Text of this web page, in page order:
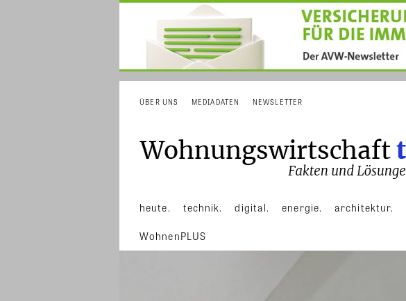
ÜBER UNS MEDIADATEN NEWSLETTER
heute. technik. digital. energie. architektur.
WohnenPLUS